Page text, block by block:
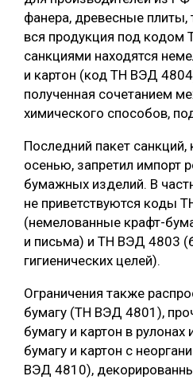
фанера, древесные
вся продукция под
санкциями находятся
и картон (код ТН ВЭД
полученная сочетанием
химического способов,
Последний пакет санкций,
осенью, запретил импорт
бумажных изделий. В
не приветствуются коды
(немелованные крафт-
и письма) и ТН ВЭД 4803
гигиенических целей).
Ограничения также
бумагу (ТН ВЭД 4801),
бумагу и картон в
бумагу и картон с
ВЭД 4810),